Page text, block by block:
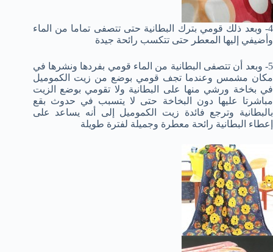
4- وبعد ذلك قومي بترك البطانية حتى تتصفى تماما من الماء
وأضيفي إليها المعطر حتى تتكسب رائحة جيدة
5- وبعد أن تتصفى البطانية من الماء قومي بفردها ونشرها في
مكان مشمس وعندما تجف قومي بوضع من زيت الكموميل
في بخاخة ورشي منها على البطانية ولا تقومي بوضع الزيت
مباشرتا عليها دون البخاخة حتى لا يتسبب في حدوث بقع
بالبطانية وترجع فائدة زيت الكموميل إلى أنه يساعد على
إعطاء البطانية رائحة معطرة وجميلة لفترة طويلة